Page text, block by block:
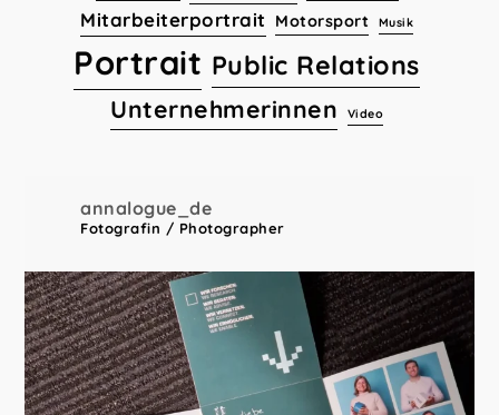
Mitarbeiterportrait Motorsport Musik
Portrait Public Relations
Unternehmerinnen Video
annalogue_de
Fotografin / Photographer